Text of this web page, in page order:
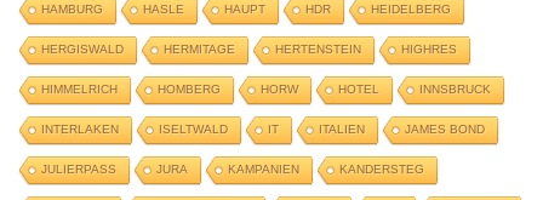
HAMBURG HASLE HAUPT HDR HEIDELBERG
HERGISWALD HERMITAGE HERTENSTEIN HIGHRES
HIMMELRICH HOMBERG HORW HOTEL INNSBRUCK
INTERLAKEN ISELTWALD IT ITALIEN JAMES BOND
JULIERPASS JURA KAMPANIEN KANDERSTEG